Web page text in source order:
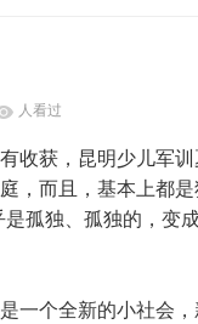
人看过
收获，昆明少儿军
，而且，基本上都
孤独、孤独的，变
一个全新的小社会